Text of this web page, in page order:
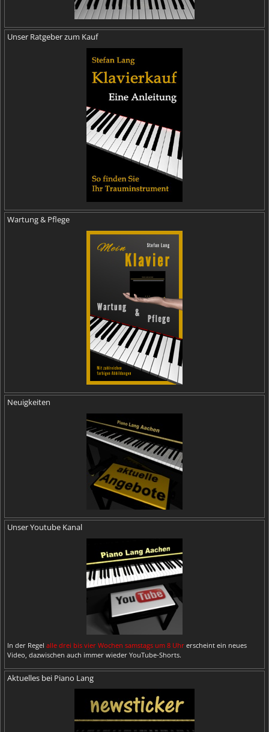
Unser Ratgeber zum Kauf
Wartung & Pflege
Neuigkeiten
Unser Youtube Kanal
In der Regel alle drei bis vier Wochen samstags um 8 Uhr erscheint ein neues
Video, dazwischen auch immer wieder YouTube-Shorts.
Aktuelles bei Piano Lang